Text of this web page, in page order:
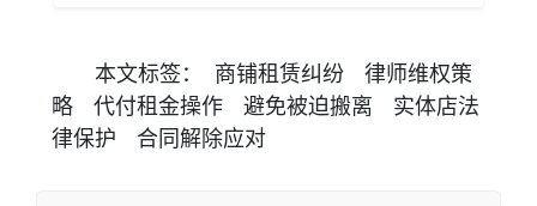
本文标签： 商铺租赁纠纷
律师维权策
略
代付租金操作 避免被迫搬离
实体店法
律保护
合同解除应对